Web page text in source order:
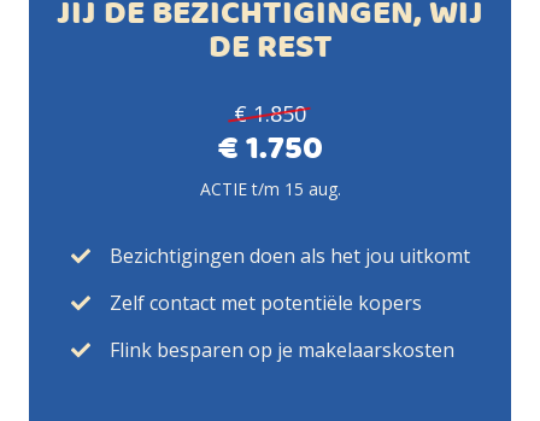
JIJ DE BEZICHTIGINGEN, WIJ
DE REST
€ 1.850
€ 1.750
ACTIE t/m 15 aug.
Bezichtigingen doen als het jou uitkomt
Zelf contact met potentiële kopers
Flink besparen op je makelaarskosten